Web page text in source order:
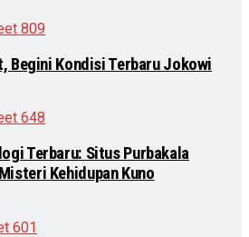
809
Begini Kondisi Terbaru Jokowi
648
Terbaru: Situs Purbakala
Kehidupan Kuno
601